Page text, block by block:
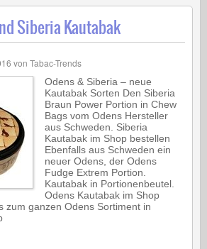
Siberia Kautabak
von Tabac-Trends
Odens & Siberia – neue
Kautabak Sorten Den Siberia
Braun Power Portion in Chew
Bags vom Odens Hersteller
aus Schweden. Siberia
Kautabak im Shop bestellen
Ebenfalls aus Schweden ein
neuer Odens, der Odens
Fudge Extrem Portion.
Kautabak in Portionenbeutel.
Odens Kautabak im Shop
zum ganzen Odens Sortiment in